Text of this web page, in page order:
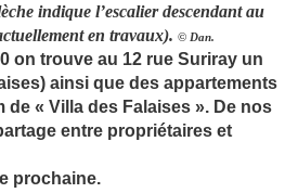
indique l’escalier descendant au
en travaux). © Dan.
on trouve au 12 rue Suriray un
ainsi que des appartements
de « Villa des Falaises ». De nos
entre propriétaires et
prochaine.